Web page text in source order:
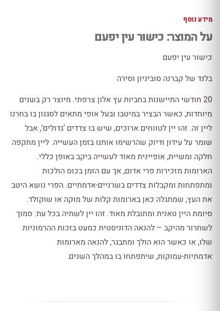
מידע נוסף
על המוצר: כישור עין יפעם
כישור עין יפעם
בלנד של קברנה סוביניון וסירה
20 חודשי התיישנות בחביות עץ אלון צרפתי. מיוצר רק בשנים
מיוחדות, כאשר הבציר במיטבו ובעל אופי מתאים לסגנון בו בחרנו
ליין זה. זהו יין לטווחים ארוכים, שיש בו צדדים ‘גדולים’, אבל
שומר על עידון ודיוק שהרשימו אותנו בזמן העשייה. ליין מתקפה
חלקה ומשיית, אופיינית מאוד לעשייה ביקב באופן כללי.
הארומות מזכירות פרי אדום, אך עם הזמן בכוס הולכות
ומתפתחות ומקבלות צדדים בשרניים-אדמתיים. הפרי נושא היטב
את העץ, שמתגלה כאן בארומות קלות של מוקה או שוקולד.
סיומת היין טאנית ומתובלת מאוד. זהו יין לשתיה בכל עת: סמוך
לשחרור מהיקב – להנאה הדוניסטית כמעט בזכות ההרמוניות
שלו, או כאשר הוא הולך ומתבגר, להנאה מארומות
אדמתיות-עמוקות, שיתפתחו בו במהלך השנים.